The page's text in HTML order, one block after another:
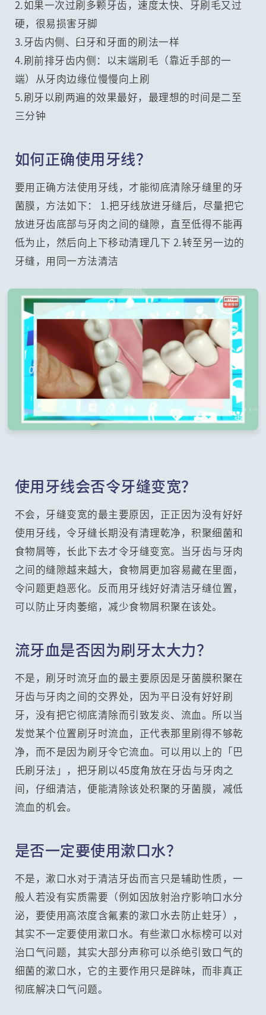
2.如果一次过刷多颗牙齿，速度太快、牙刷毛又过
硬，很易损害牙脚
3.牙齿内侧、臼牙和牙面的刷法一样
4.刷前排牙齿内侧：以末端刷毛（靠近手部的一
端）从牙肉边缘位慢慢向上刷
5.刷牙以刷两遍的效果最好，最理想的时间是二至
三分钟
如何正确使用牙线？
要用正确方法使用牙线，才能彻底清除牙缝里的牙
菌膜，方法如下： 1.把牙线放进牙缝后，尽量把它
放进牙齿底部与牙肉之间的缝隙，直至低得不能再
低为止，然后向上下移动清理几下 2.转至另一边的
牙缝，用同一方法清洁
使用牙线会否令牙缝变宽？
不会，牙缝变宽的最主要原因，正正因为没有好好
使用牙线，令牙缝长期没有清理乾净，积聚细菌和
食物屑等，长此下去才令牙缝变宽。当牙齿与牙肉
之间的缝隙越来越大，食物屑更加容易藏在里面，
令问题更趋恶化。反而用牙线好好清洁牙缝位置，
可以防止牙肉萎缩，减少食物屑积聚在该处。
流牙血是否因为刷牙太大力？
不是，刷牙时流牙血的最主要原因是牙菌膜积聚在
牙齿与牙肉之间的交界处，因为平日没有好好刷
牙，没有把它彻底清除而引致发炎、流血。所以当
发觉某个位置刷牙时流血，正代表那里刷得不够乾
净，而不是因为刷牙令它流血。可以用以上的「巴
氏刷牙法」，把牙刷以45度角放在牙齿与牙肉之
间，仔细清洁，便能清除该处积聚的牙菌膜，减低
流血的机会。
是否一定要使用漱口水？
不是，漱口水对于清洁牙齿而言只是辅助性质，一
般人若没有实质需要（例如因放射治疗影响口水分
泌，要使用高浓度含氟素的漱口水去防止蛀牙），
其实不一定要使用漱口水。有些漱口水标榜可以对
治口气问题，其实大部分声称可以杀绝引致口气的
细菌的漱口水，它的主要作用只是辟味，而非真正
彻底解决口气问题。